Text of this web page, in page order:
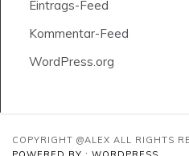
Eintrags-Feed
Kommentar-Feed
WordPress.org
COPYRIGHT @ALEX ALL RIGHTS